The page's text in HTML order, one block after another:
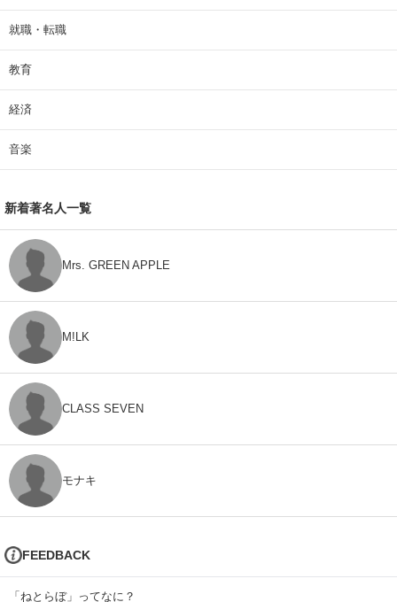
就職・転職
教育
経済
音楽
新着著名人一覧
Mrs. GREEN APPLE
M!LK
CLASS SEVEN
モナキ
FEEDBACK
「ねとらぼ」ってなに？